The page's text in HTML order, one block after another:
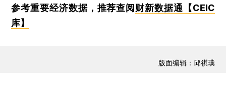
参考重要经济数据，推荐查阅 财新数据通【CEIC
库】
版面编辑：邱祺璞